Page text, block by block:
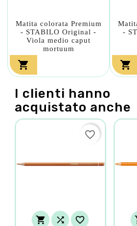
Matita colorata Premium
- STABILO Original -
Viola medio caput
mortuum

-

I clienti hanno
acquistato anche
  
favorite_border